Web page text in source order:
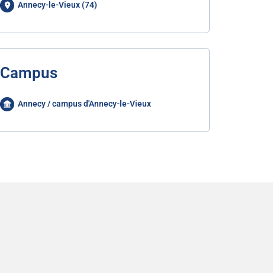
Annecy-le-Vieux (74)
Campus
Annecy / campus d'Annecy-le-Vieux